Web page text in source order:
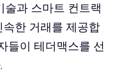
술과 스마트 컨트랙
한 거래를 제공합
들이 테더맥스를 선